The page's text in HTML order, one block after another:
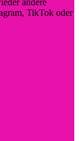
TikTok oder